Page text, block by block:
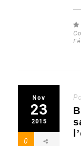
Nov
23
2015
0